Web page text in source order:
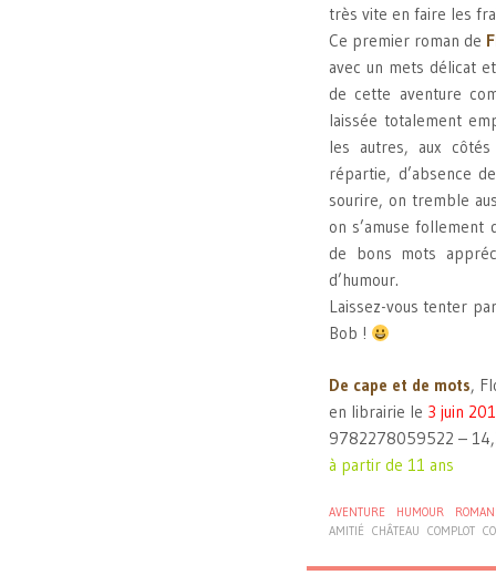
très vite en faire les
Ce premier roman de
avec un mets délicat
de cette aventure
laissée totalement
les autres, aux
répartie, d’absence
sourire, on tremble
on s’amuse follement
de bons mots
d’humour.
Laissez-vous tenter
Bob !
De cape et de mots,
en librairie le 3 juin
9782278059522 –
à partir de 11 ans
AVENTURE HUMOUR
AMITIÉ CHÂTEAU COMPLOT